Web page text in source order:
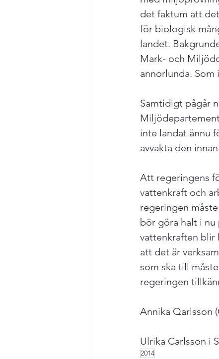
det faktum att
för biologisk
landet.
Mark- och
annorlunda. Som
Samtidigt pågår
inte landat ännu
avvakta den
Att regeringens
vattenkraft och
regeringen
bör göra halt i
vattenkraften blir
att det är
som ska till
regeringen
Annika Qarlsson
Ulrika Carlsson i
2014